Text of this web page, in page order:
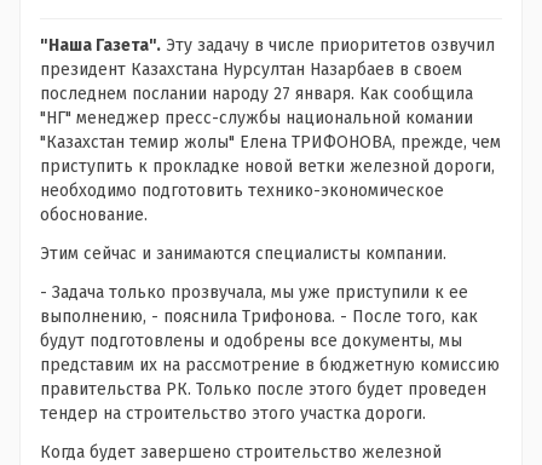
"Наша Газета". Эту задачу в числе приоритетов озвучил
президент Казахстана Нурсултан Назарбаев в своем
последнем послании народу 27 января. Как сообщила
"НГ" менеджер пресс-службы национальной комании
"Казахстан темир жолы" Елена ТРИФОНОВА, прежде, чем
приступить к прокладке новой ветки железной дороги,
необходимо подготовить технико-экономическое
обоснование.
Этим сейчас и занимаются специалисты компании.
- Задача только прозвучала, мы уже приступили к ее
выполнению, - пояснила Трифонова. - После того, как
будут подготовлены и одобрены все документы, мы
представим их на рассмотрение в бюджетную комиссию
правительства РК. Только после этого будет проведен
тендер на строительство этого участка дороги.
Когда будет завершено строительство железной